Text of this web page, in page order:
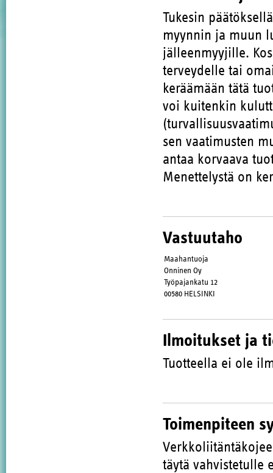
Tukesin
myynnin ja muun
jälleenmyyjille.
terveydelle tai
keräämään tätä
voi kuitenkin
sen vaatimusten
antaa korvaava
Menettelystä on
Vastuutaho
Maahantuoja
Onninen Oy
Työpajankatu 12
00580 HELSINKI
Ilmoitukset ja
Tuotteella ei ole
Toimenpiteen
täytä vahvistetulle